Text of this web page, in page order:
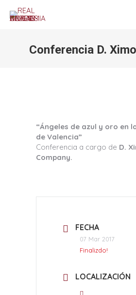
Conferencia D.
“Ángeles de azul y oro en
de Valencia”
Conferencia a cargo de D.
Company.
FECHA
07 Mar 2017
Finalizdo!
LOCALIZACIÓN